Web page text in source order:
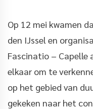
Op 12 mei kwamen
den IJssel en
Fascinatio – Capelle
elkaar om te
op het gebied van
gekeken naar het